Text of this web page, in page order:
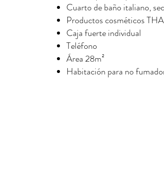
Cuarto de baño italiano,
Productos cosméticos
Caja fuerte individual
Teléfono
Área 28m²
Habitación para no